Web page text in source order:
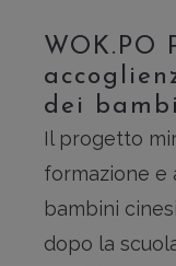
WOK.PO
dei
Il progetto
formazione e
bambini
dopo la